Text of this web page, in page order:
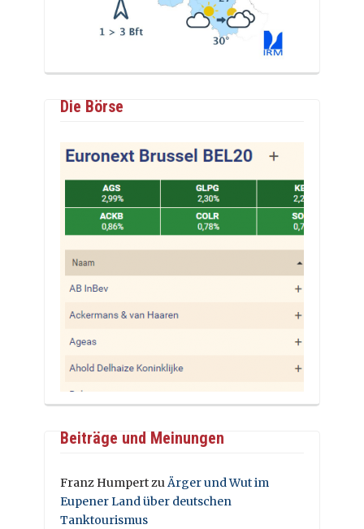
Die Börse
Beiträge und Meinungen
Franz HumpertzuÄrger und Wut im
Eupener Land über deutschen
Tanktourismus